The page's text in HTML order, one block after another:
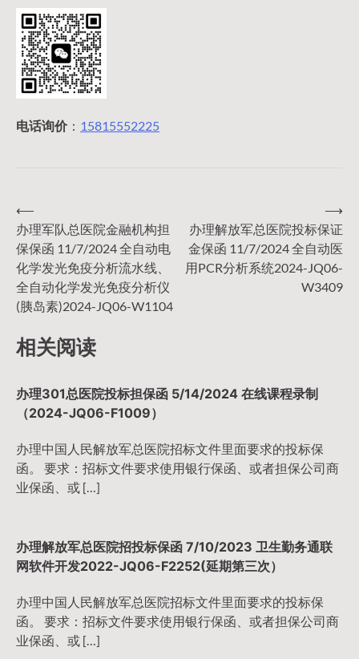
电话询价： 15815552225
文
章
导
航
⟵
办理军队总医院金融机构担
保保函 11/7/2024 全自动电
化学发光免疫分析流水线、
全自动化学发光免疫分析仪
(胰岛素)2024-JQ06-W1104
办理解放军总医院投标保证
金保函 11/7/2024 全自动医
用PCR分析系统2024-JQ06-
W3409
⟶
相关阅读
办理301总医院投标担保函 5/14/2024 在线课程录制
（2024-JQ06-F1009）
办理中国人民解放军总医院招标文件里面要求的投标保
函。 要求：招标文件要求使用银行保函、或者担保公司商
业保函、或 […]
办理解放军总医院招投标保函 7/10/2023 卫生勤务通联
网软件开发2022-JQ06-F2252(延期第三次）
办理中国人民解放军总医院招标文件里面要求的投标保
函。 要求：招标文件要求使用银行保函、或者担保公司商
业保函、或 […]